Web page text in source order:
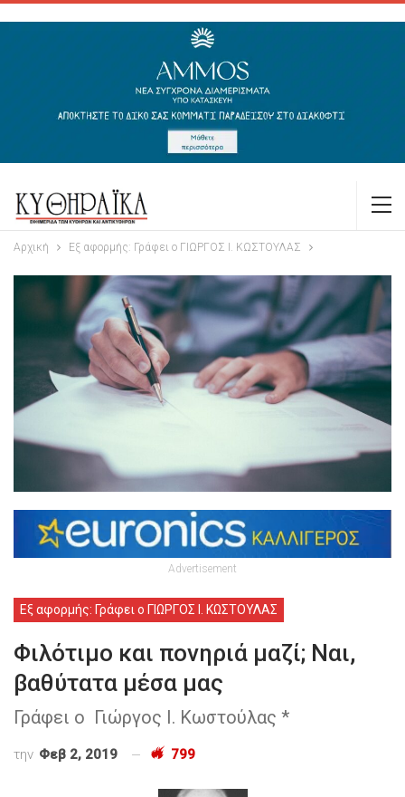
Αρχική Εξ αφορμής: Γράφει ο ΓΙΩΡΓΟΣ Ι. ΚΩΣΤΟΥΛΑΣ
Advertisement
Εξ αφορμής: Γράφει ο ΓΙΩΡΓΟΣ Ι. ΚΩΣΤΟΥΛΑΣ
Φιλότιμο και πονηριά μαζί; Ναι,
βαθύτατα μέσα μας
Γράφει ο Γιώργος Ι. Κωστούλας *
την Φεβ 2, 2019 799